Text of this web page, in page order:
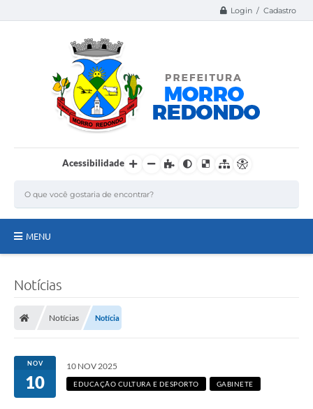
Login / Cadastro
Acessibilidade
MENU
Secretarias
Notícias
Notícias
Notícias Notícia
NOV
10
10 NOV 2025
EDUCAÇÃO CULTURA E DESPORTO GABINETE